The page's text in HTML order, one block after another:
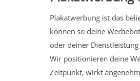
Plakatwerbung ist das
können so deine
oder deiner Dienstleistung
Wir positionieren deine
Zeitpunkt, wirkt